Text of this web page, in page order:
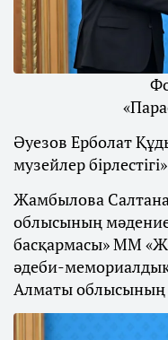
Әуезов Ерболат
музейлер
Жамбылова
облысының
басқармасы» ММ
әдеби-
Алматы